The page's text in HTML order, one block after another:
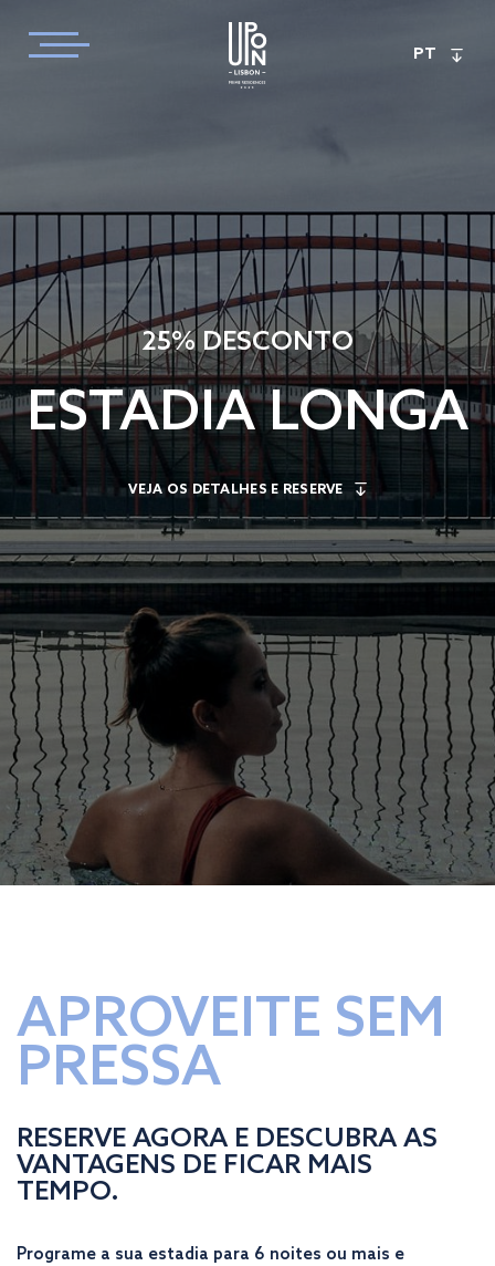
PT
25% DESCONTO
ESTADIA LONGA
VEJA OS DETALHES E RESERVE
APROVEITE SEM
PRESSA
RESERVE AGORA E DESCUBRA AS
VANTAGENS DE FICAR MAIS
TEMPO.
Programe a sua estadia para 6 noites ou mais e